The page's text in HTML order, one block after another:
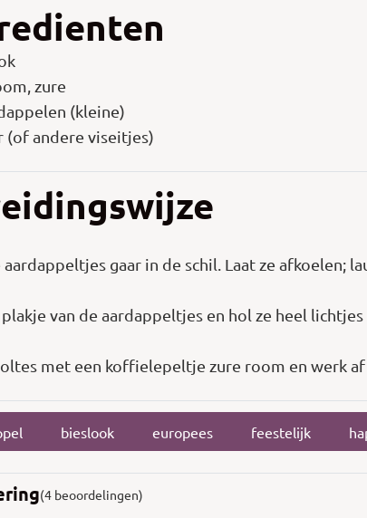
zure
(kleine)
(of andere viseitjes)
aardappeltjes gaar in de schil. Laat ze afkoelen;
plakje van de aardappeltjes en hol ze heel
met een koffielepeltje zure room en werk
bieslook europees feestelijk
(4 beoordelingen)